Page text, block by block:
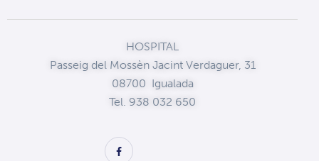
HOSPITAL
Passeig del Mossèn Jacint Verdaguer, 31
08700 Igualada
Tel. 938 032 650